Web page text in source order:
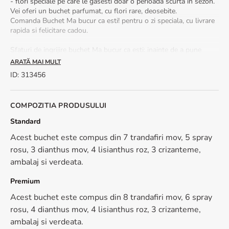
Vei oferi un buchet parfumat, cu flori rare, deosebite.
Comanda Buchet Ma bucur ca esti! pentru o zi speciala, cu livrare
rapida si felicitare cadou.
Sfaturi de ingrijire buchet Ma bucur ca esti: inainte de a pune
buchetul in apa, taie coditele in diagonala, sub jet de apa. Pune
*Pentru ca lucram doar cu flori naturale, proaspete, nuanta
ARATĂ MAI MULT
ID: 313456
COMPOZITIA PRODUSULUI
Standard
Acest buchet este compus din 7 trandafiri mov, 5 spray
rosu, 3 dianthus mov, 4 lisianthus roz, 3 crizanteme,
ambalaj si verdeata.
Premium
Acest buchet este compus din 8 trandafiri mov, 6 spray
rosu, 4 dianthus mov, 4 lisianthus roz, 3 crizanteme,
ambalaj si verdeata.